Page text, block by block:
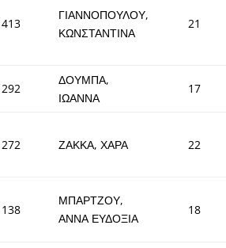
413
ΓΙΑΝΝΟΠΟΥΛΟΥ,
ΚΩΝΣΤΑΝΤΙΝΑ
21
292
ΔΟΥΜΠΑ,
ΙΩΑΝΝΑ
17
272 ΖΑΚΚΑ, ΧΑΡΑ 22
138
ΜΠΑΡΤΖΟΥ,
ΑΝΝΑ ΕΥΔΟΞΙΑ
18